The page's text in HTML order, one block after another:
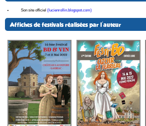
Son site officiel (lucienrollin.blogspot.com)
Affiches de festivals réalisées par l'auteur